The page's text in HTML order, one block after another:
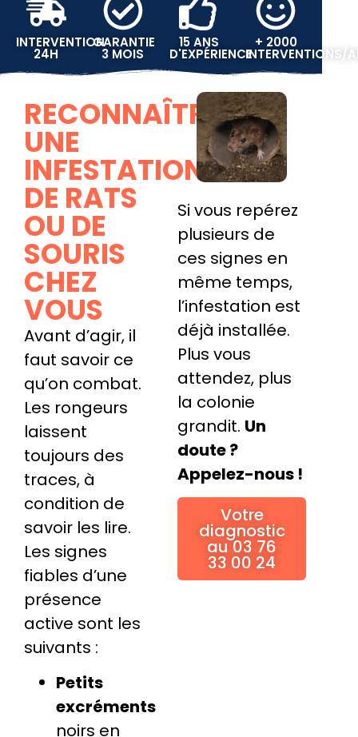
INTERVENTION
24H
GARANTIE
3 MOIS
15 ANS
D'EXPÉRIENCE
+ 2000
INTERVENTIONS/
RECONNAÎTRE
UNE
INFESTATION
DE RATS
OU DE
SOURIS
CHEZ
VOUS
Avant d’agir, il
faut savoir ce
qu’on combat.
Les rongeurs
laissent
toujours des
traces, à
condition de
savoir les lire.
Les signes
fiables d’une
présence
active sont les
suivants :
Petits
excréments
noirs en
Si vous repérez
plusieurs de
ces signes en
même temps,
l’infestation est
déjà installée.
Plus vous
attendez, plus
la colonie
grandit. Un
doute ?
Appelez-nous !
Votre
diagnostic
au 03 76
33 00 24